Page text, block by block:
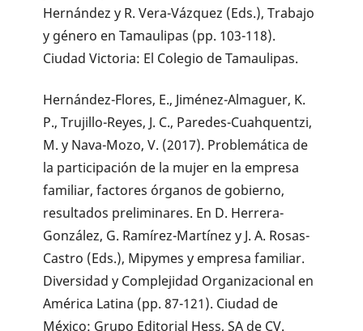
Hernández y R. Vera-Vázquez (Eds.), Trabajo
y género en Tamaulipas (pp. 103-118).
Ciudad Victoria: El Colegio de Tamaulipas.
Hernández-Flores, E., Jiménez-Almaguer, K.
P., Trujillo-Reyes, J. C., Paredes-Cuahquentzi,
M. y Nava-Mozo, V. (2017). Problemática de
la participación de la mujer en la empresa
familiar, factores órganos de gobierno,
resultados preliminares. En D. Herrera-
González, G. Ramírez-Martínez y J. A. Rosas-
Castro (Eds.), Mipymes y empresa familiar.
Diversidad y Complejidad Organizacional en
América Latina (pp. 87-121). Ciudad de
México: Grupo Editorial Hess, SA de CV.